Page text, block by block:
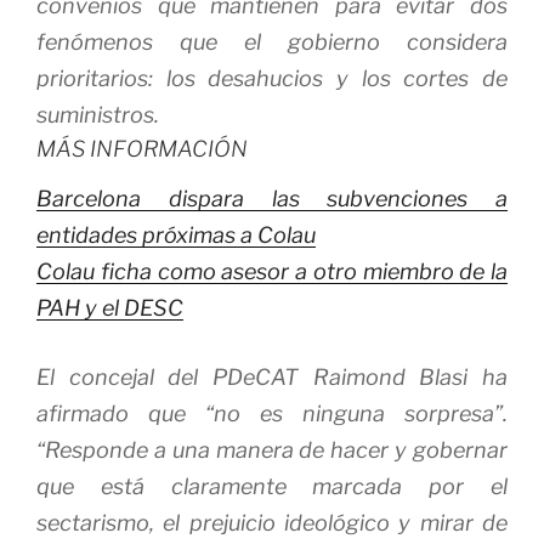
convenios que mantienen para evitar dos
fenómenos que el gobierno considera
prioritarios: los desahucios y los cortes de
suministros.
MÁS INFORMACIÓN
Barcelona dispara las subvenciones a
entidades próximas a Colau
Colau ficha como asesor a otro miembro de la
PAH y el DESC
El concejal del PDeCAT Raimond Blasi ha
afirmado que “no es ninguna sorpresa”.
“Responde a una manera de hacer y gobernar
que está claramente marcada por el
sectarismo, el prejuicio ideológico y mirar de